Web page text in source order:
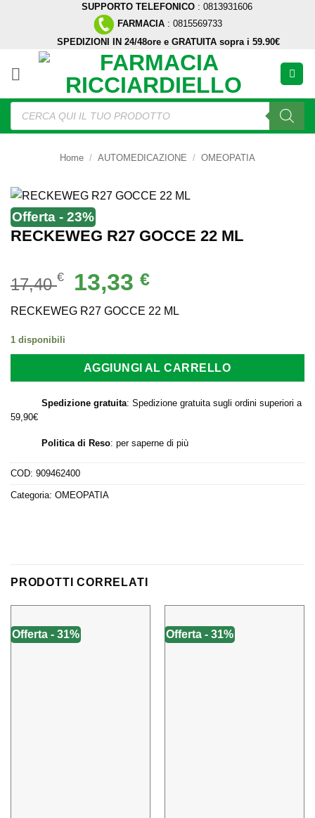
SUPPORTO TELEFONICO : 0813931606
FARMACIA : 0815569733
SPEDIZIONI IN 24/48ore e GRATUITA sopra i 59.90€
Ricerca
prodotti
Home / AUTOMEDICAZIONE / OMEOPATIA
Offerta - 23%
RECKEWEG R27 GOCCE 22 ML
17,40€
Il
prezzo
originale
13,33€Il
attuale
RECKEWEG R27 GOCCE 22 ML
1 disponibili
AGGIUNGI AL CARRELLO
Spedizione gratuita: Spedizione gratuita sugli ordini superiori a
59,90€
Politica di Reso: per saperne di più
COD: 909462400
Categoria: OMEOPATIA
PRODOTTI CORRELATI
Offerta - 31% Offerta - 31%